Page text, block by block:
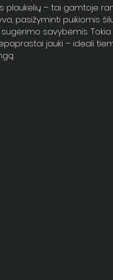
plaukelių – tai gamtoje
pasižyminti puikiomis
savybėmis.
jauki – ideali